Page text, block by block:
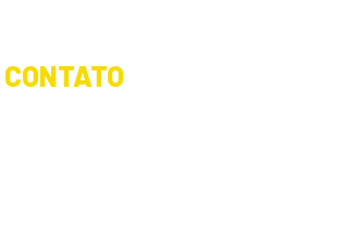
CONTATO